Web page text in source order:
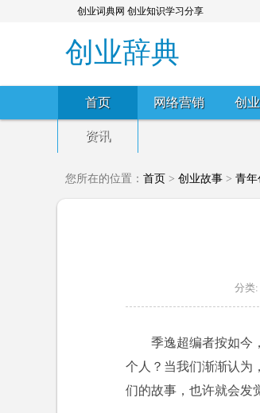
创业词典网 创业知识学习分享
创业辞典
首页 网络营销 创
资讯
您所在的位置： 首页 > 创业故事 > 青年
分类:
季逸超编者按如今
个人？当我们渐渐认为
们的故事，也许就会发